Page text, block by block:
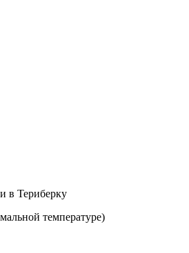
в Териберку
температуре)